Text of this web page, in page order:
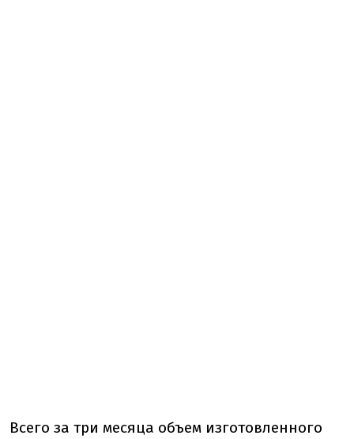
Всего за три месяца объем изготовленного